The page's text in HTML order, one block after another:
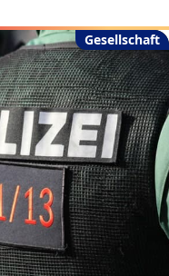
Gesellschaft